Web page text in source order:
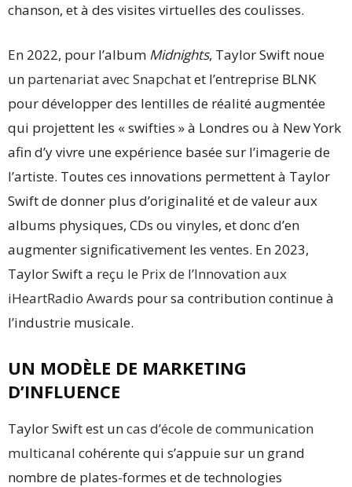
chanson, et à des visites virtuelles des coulisses.
En 2022, pour l’album Midnights, Taylor Swift noue
un partenariat avec Snapchatet l’entreprise BLNK
pour développer des lentilles de réalité augmentée
qui projettent les « swifties » à Londres ou à New York
afin d’y vivre une expérience basée sur l’imagerie de
l’artiste. Toutes ces innovations permettent à Taylor
Swift de donner plus d’originalité et de valeur aux
albums physiques, CDs ou vinyles, et donc d’en
augmenter significativement les ventes. En 2023,
Taylor Swift a reçu le Prix de l’Innovation aux
iHeartRadio Awards pour sa contribution continue à
l’industrie musicale.
UN MODÈLE DE MARKETING
D’INFLUENCE
Taylor Swift est uncas d’école de communication
multicanal cohérente qui s’appuie sur un grand
nombre de plates-formes et de technologies